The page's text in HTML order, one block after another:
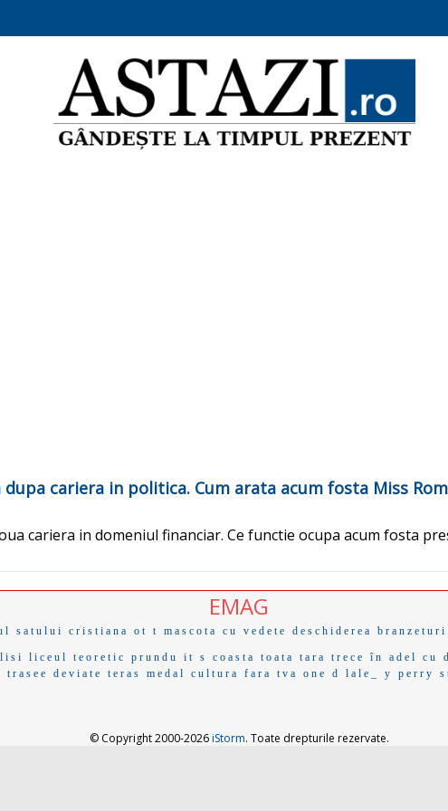
cariera in politica. Cum arata acum fosta Miss
cariera in domeniul financiar. Ce functie ocupa acum fosta
EMAG
satului cristiana ot t mascota cu vedete deschiderea branzeturi
liceul teoretic prundu it s coasta toata tara trece în adel cu
trasee deviate teras medal cultura fara tva one d lale_ y perry
© Copyright 2000-2026iStorm. Toate drepturile rezervate.